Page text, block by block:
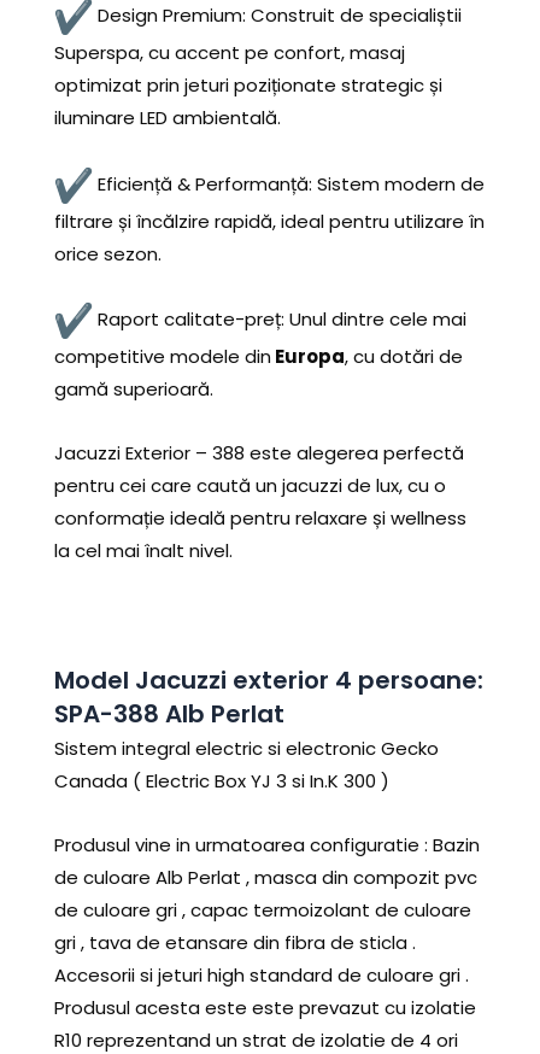
Design Premium: Construit de specialiștii
Superspa, cu accent pe confort, masaj
optimizat prin jeturi poziționate strategic și
iluminare LED ambientală.
Eficiență & Performanță: Sistem modern de
filtrare și încălzire rapidă, ideal pentru utilizare în
orice sezon.
Raport calitate-preț: Unul dintre cele mai
competitive modele din Europa, cu dotări de
gamă superioară.
Jacuzzi Exterior – 388 este alegerea perfectă
pentru cei care caută un jacuzzi de lux, cu o
conformație ideală pentru relaxare și wellness
la cel mai înalt nivel.
Model Jacuzzi exterior 4 persoane:
SPA-388 Alb Perlat
Sistem integral electric si electronic Gecko
Canada ( Electric Box YJ 3 si In.K 300 )
Produsul vine in urmatoarea configuratie : Bazin
de culoare Alb Perlat , masca din compozit pvc
de culoare gri , capac termoizolant de culoare
gri , tava de etansare din fibra de sticla .
Accesorii si jeturi high standard de culoare gri .
Produsul acesta este este prevazut cu izolatie
R10 reprezentand un strat de izolatie de 4 ori